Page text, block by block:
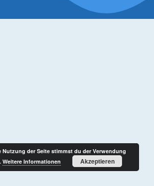
Nutzung der Seite stimmst du der Verwendung
Weitere Informationen Akzeptieren